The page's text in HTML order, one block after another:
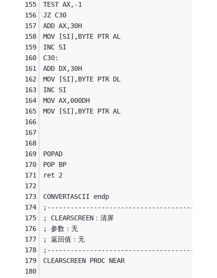
TEST AX,-1
JZ C30
ADD AX,30H
MOV [SI],BYTE PTR AL
INC SI
C30:
ADD DX,30H
MOV [SI],BYTE PTR DL
INC SI
MOV AX,000DH
MOV [SI],BYTE PTR AL
POPAD
POP BP
ret 2
CONVERTASCII endp
; CLEARSCREEN：清屏
; 参数：无
; 返回值：无
CLEARSCREEN PROC NEAR